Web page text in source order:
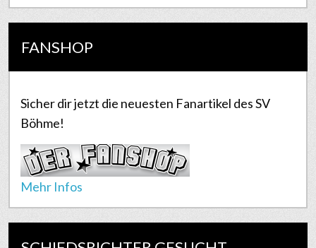
FANSHOP
Sicher dir jetzt die neuesten Fanartikel des SV
Böhme!
Mehr Infos